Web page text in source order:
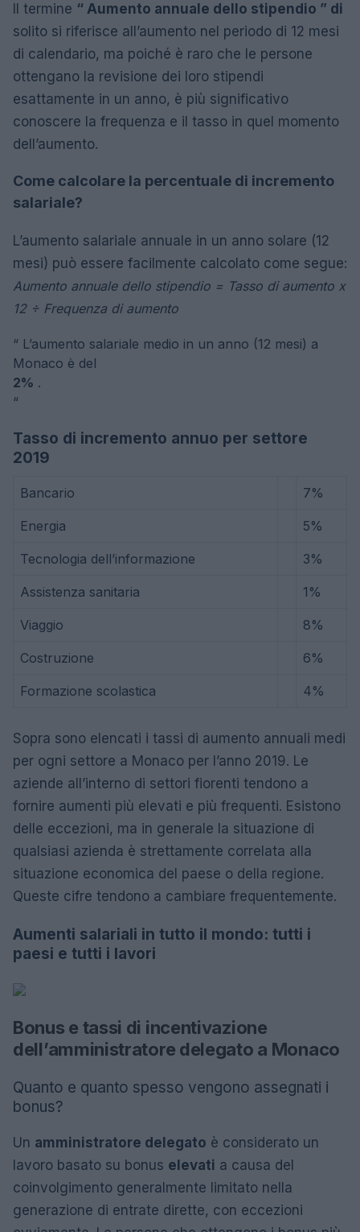
Il termine “ Aumento annuale dello stipendio ” di
solito si riferisce all’aumento nel periodo di 12 mesi
di calendario, ma poiché è raro che le persone
ottengano la revisione dei loro stipendi
esattamente in un anno, è più significativo
conoscere la frequenza e il tasso in quel momento
dell’aumento.
Come calcolare la percentuale di incremento
salariale?
L’aumento salariale annuale in un anno solare (12
mesi) può essere facilmente calcolato come segue:
Aumento annuale dello stipendio = Tasso di aumento x
12 ÷ Frequenza di aumento
“ L’aumento salariale medio in un anno (12 mesi) a
Monaco è del
2% .
“
Tasso di incremento annuo per settore
2019
Bancario 7%
Energia 5%
Tecnologia dell’informazione 3%
Assistenza sanitaria 1%
Viaggio 8%
Costruzione 6%
Formazione scolastica 4%
Sopra sono elencati i tassi di aumento annuali medi
per ogni settore a Monaco per l’anno 2019. Le
aziende all’interno di settori fiorenti tendono a
fornire aumenti più elevati e più frequenti. Esistono
delle eccezioni, ma in generale la situazione di
qualsiasi azienda è strettamente correlata alla
situazione economica del paese o della regione.
Queste cifre tendono a cambiare frequentemente.
Aumenti salariali in tutto il mondo: tutti i
paesi e tutti i lavori
Bonus e tassi di incentivazione
dell’amministratore delegato a Monaco
Quanto e quanto spesso vengono assegnati i
bonus?
Un amministratore delegato è considerato un
lavoro basato su bonus elevati a causa del
coinvolgimento generalmente limitato nella
generazione di entrate dirette, con eccezioni